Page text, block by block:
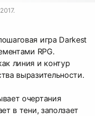
игра Darkest
RPG.
линия и контур
выразительности.
очертания
в тени, заползает